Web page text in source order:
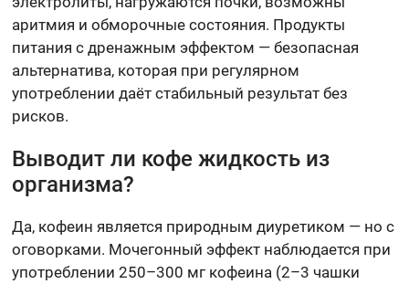
аритмия и обморочные состояния. Продукты
питания с дренажным эффектом — безопасная
альтернатива, которая при регулярном
употреблении даёт стабильный результат без
рисков.
Выводит ли кофе жидкость из
организма?
Да, кофеин является природным диуретиком — но с
оговорками. Мочегонный эффект наблюдается при
употреблении 250–300 мг кофеина (2–3 чашки